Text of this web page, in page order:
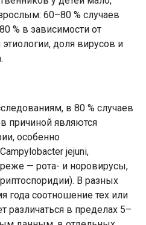
60–80 % случаев
% в зависимости от
доля вирусов и
в 80 % случаев
причиной являются
особенно
jejuni,
— рота- и норовирусы,
В разных
года соотношение тех или
различаться в пределах 5–